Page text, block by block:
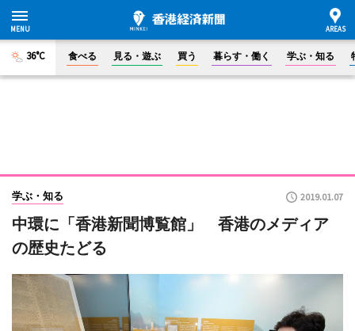
36°C 食べる 見る・遊ぶ 買う 暮らす・働く 学ぶ・知る
学ぶ・知る 2019.01.07
中環に「香港新聞博覧館」 香港のメディア
の歴史たどる